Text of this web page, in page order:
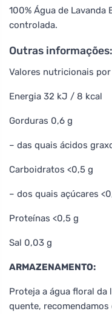
100% Água de
controlada.
Outras informações:
Valores nutricionais por
Energia 32 kJ / 8 kcal
Gorduras 0,6 g
– das quais ácidos
Carboidratos <0,5 g
– dos quais açúcares
Proteínas <0,5 g
Sal 0,03 g
ARMAZENAMENTO:
Proteja a água floral
quente, recomendamos